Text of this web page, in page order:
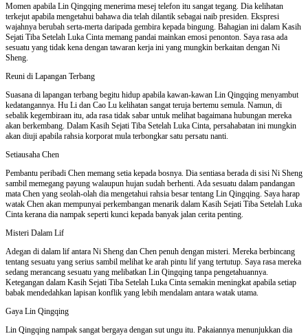
Momen apabila Lin Qingqing menerima mesej telefon itu sangat tegang. Dia kelihatan
terkejut apabila mengetahui bahawa dia telah dilantik sebagai naib presiden. Ekspresi
wajahnya berubah serta-merta daripada gembira kepada bingung. Bahagian ini dalam Kasih
Sejati Tiba Setelah Luka Cinta memang pandai mainkan emosi penonton. Saya rasa ada
sesuatu yang tidak kena dengan tawaran kerja ini yang mungkin berkaitan dengan Ni
Sheng.
Reuni di Lapangan Terbang
Suasana di lapangan terbang begitu hidup apabila kawan-kawan Lin Qingqing menyambut
kedatangannya. Hu Li dan Cao Lu kelihatan sangat teruja bertemu semula. Namun, di
sebalik kegembiraan itu, ada rasa tidak sabar untuk melihat bagaimana hubungan mereka
akan berkembang. Dalam Kasih Sejati Tiba Setelah Luka Cinta, persahabatan ini mungkin
akan diuji apabila rahsia korporat mula terbongkar satu persatu nanti.
Setiausaha Chen
Pembantu peribadi Chen memang setia kepada bosnya. Dia sentiasa berada di sisi Ni Sheng
sambil memegang payung walaupun hujan sudah berhenti. Ada sesuatu dalam pandangan
mata Chen yang seolah-olah dia mengetahui rahsia besar tentang Lin Qingqing. Saya harap
watak Chen akan mempunyai perkembangan menarik dalam Kasih Sejati Tiba Setelah Luka
Cinta kerana dia nampak seperti kunci kepada banyak jalan cerita penting.
Misteri Dalam Lif
Adegan di dalam lif antara Ni Sheng dan Chen penuh dengan misteri. Mereka berbincang
tentang sesuatu yang serius sambil melihat ke arah pintu lif yang tertutup. Saya rasa mereka
sedang merancang sesuatu yang melibatkan Lin Qingqing tanpa pengetahuannya.
Ketegangan dalam Kasih Sejati Tiba Setelah Luka Cinta semakin meningkat apabila setiap
babak mendedahkan lapisan konflik yang lebih mendalam antara watak utama.
Gaya Lin Qingqing
Lin Qingqing nampak sangat bergaya dengan sut ungu itu. Pakaiannya menunjukkan dia